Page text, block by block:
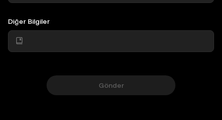
Diğer Bilgiler
Gönder